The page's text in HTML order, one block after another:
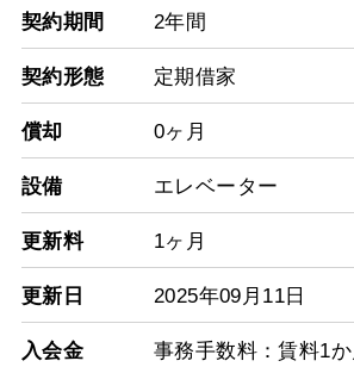
契約期間 2年間
契約形態 定期借家
償却 0ヶ月
設備 エレベーター
更新料 1ヶ月
更新日 2025年09月11日
入会金
事務手数料：賃料1